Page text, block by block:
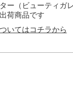
ー（ビューティガ
出荷商品です
いてはコチラから